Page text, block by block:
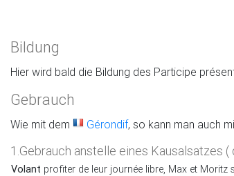
Bildung
Hier wird bald die Bildung des Participe
Gebrauch
Wie mit dem Gérondif, so kann man auch
1.Gebrauch anstelle eines Kausalsatzes (
Volant profiter de leur journée libre, Max et Moritz